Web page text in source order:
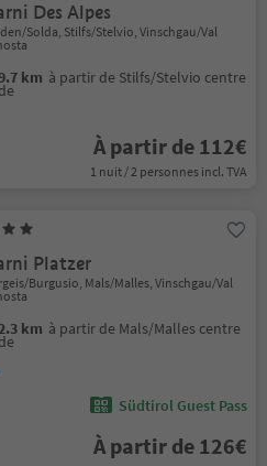
Des Alpes
Solda, Stilfs/Stelvio, Vinschgau/Val
km à partir de Stilfs/Stelvio centre
de
À partir de 112€
1 nuit / 2 personnes incl. TVA
Platzer
Burgusio, Mals/Malles, Vinschgau/Val
2.3 km à partir de Mals/Malles centre
de
Südtirol Guest Pass
À partir de 126€